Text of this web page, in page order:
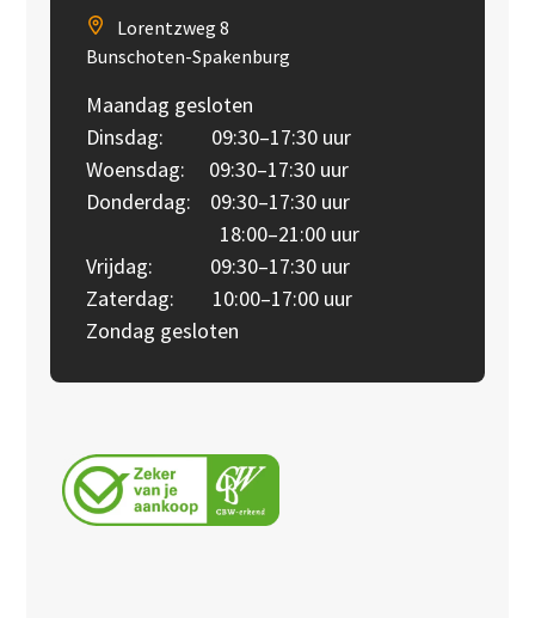
Lorentzweg 8
Bunschoten-Spakenburg
Maandag gesloten
Dinsdag: 09:30–17:30 uur
Woensdag: 09:30–17:30 uur
Donderdag: 09:30–17:30 uur
18:00–21:00 uur
Vrijdag: 09:30–17:30 uur
Zaterdag: 10:00–17:00 uur
Zondag gesloten